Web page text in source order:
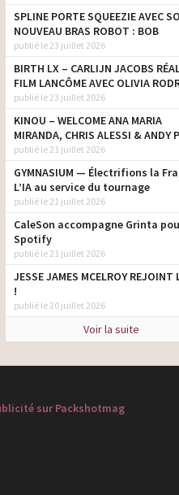
SPLINE PORTE SQUEEZIE AVEC
NOUVEAU BRAS ROBOT : BOB
publié le 23 juillet 2026
BIRTH LX – CARLIJN JACOBS
FILM LANCÔME AVEC OLIVIA
publié le 23 juillet 2026
KINOU – WELCOME ANA MARIA
MIRANDA, CHRIS ALESSI & ANDY
publié le 21 juillet 2026
GYMNASIUM — Électrifions la
L’IA au service du tournage
publié le 21 juillet 2026
CaleSon accompagne Grinta
Spotify
publié le 21 juillet 2026
JESSE JAMES MCELROY REJOINT
!
publié le 20 juillet 2026
Voir la suite
sur Packshotmag